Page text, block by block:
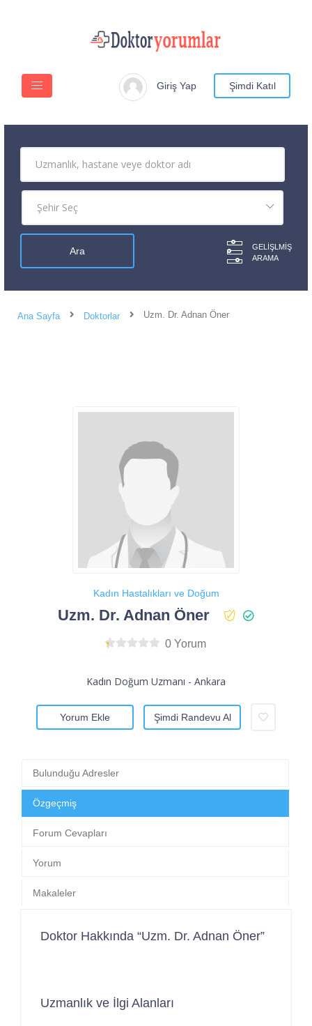
Giriş Yap Şimdi Katıl
GELIŞLMIŞ
ARAMA
Ana Sayfa Doktorlar Uzm. Dr. Adnan Öner
Kadın Hastalıkları ve Doğum
Uzm. Dr. Adnan Öner
0 Yorum
Kadın Doğum Uzmanı - Ankara
Yorum Ekle Şimdi Randevu Al
Bulunduğu Adresler
Özgeçmiş
Forum Cevapları
Yorum
Makaleler
Doktor Hakkında “Uzm. Dr. Adnan Öner”
Uzmanlık ve İlgi Alanları